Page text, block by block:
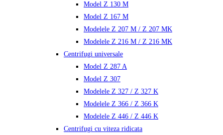
Model Z 130 M
Model Z 167 M
Modelele Z 207 M / Z 207 MK
Modelele Z 216 M / Z 216 MK
Centrifugi universale
Model Z 287 A
Model Z 307
Modelele Z 327 / Z 327 K
Modelele Z 366 / Z 366 K
Modelele Z 446 / Z 446 K
Centrifugi cu viteza ridicata